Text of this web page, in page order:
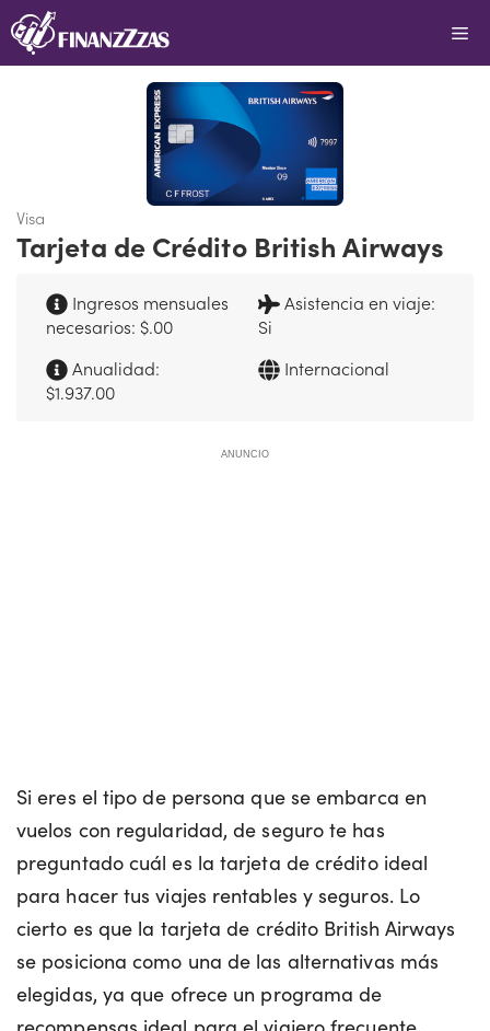
Saltar
al
Visa
Tarjeta de Crédito British Airways
Ingresos mensuales
necesarios: $.00
Asistencia en viaje:
Si
Anualidad:
$1.937.00
Internacional
ANUNCIO
Si eres el tipo de persona que se embarca en
vuelos con regularidad, de seguro te has
preguntado cuál es la tarjeta de crédito ideal
para hacer tus viajes rentables y seguros. Lo
cierto es que la tarjeta de crédito British Airways
se posiciona como una de las alternativas más
elegidas, ya que ofrece un programa de